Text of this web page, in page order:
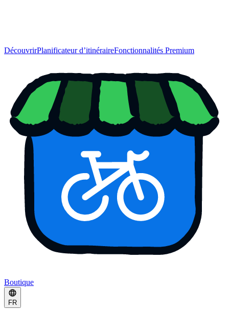
DécouvrirPlanificateur d’itinéraireFonctionnalités Premium
Boutique
FR